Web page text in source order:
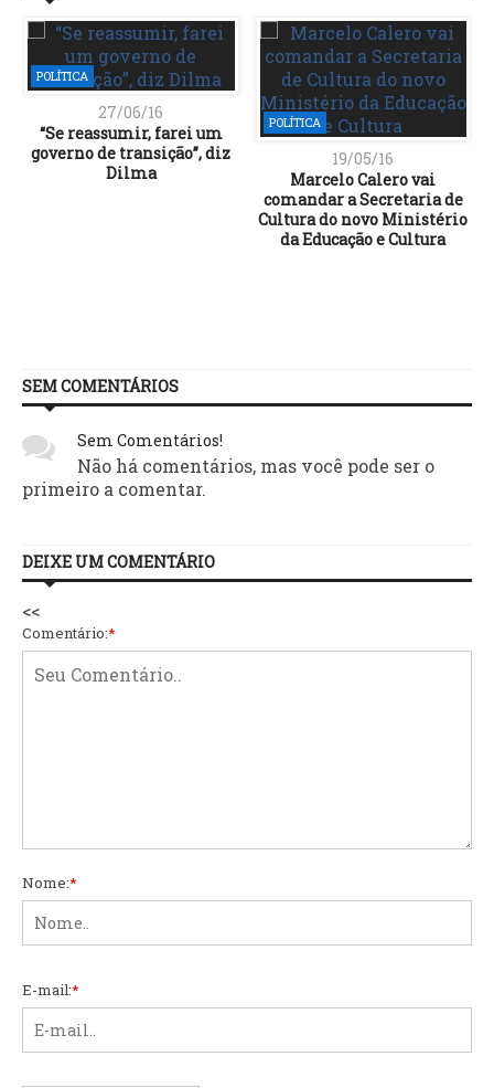
POLÍTICA
27/06/16
“Se reassumir, farei um
governo de transição”, diz
Dilma
POLÍTICA
19/05/16
Marcelo Calero vai
comandar a Secretaria de
Cultura do novo Ministério
da Educação e Cultura
SEM COMENTÁRIOS
Sem Comentários!
Não há comentários, mas você pode ser o
primeiro a comentar.
DEIXE UM COMENTÁRIO
<<
Comentário:*
Nome:*
E-mail:*